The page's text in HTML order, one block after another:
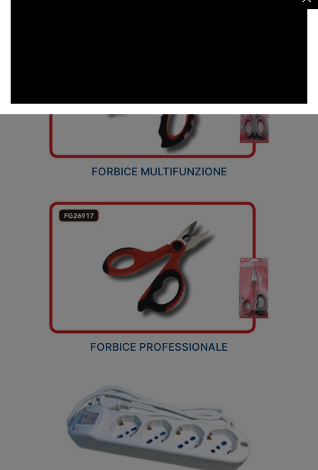
FORBICE MULTIFUNZIONE
FORBICE PROFESSIONALE